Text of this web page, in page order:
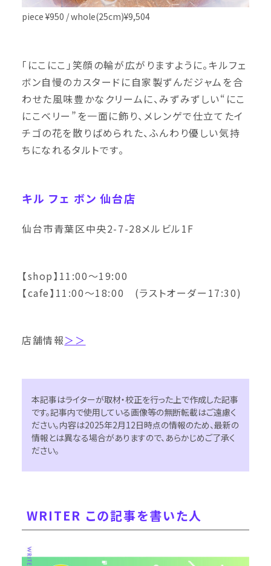
piece ¥950 / whole(25cm)¥9,504
「にこにこ」笑顔の輪が広がりますように。キルフェ
ボン自慢のカスタードに自家製ずんだジャムを合
わせた風味豊かなクリームに、みずみずしい“にこ
にこベリー”を一面に飾り、メレンゲで仕立てたイ
チゴの花を散りばめられた、ふんわり優しい気持
ちになれるタルトです。
キル フェ ボン 仙台店
仙台市青葉区中央2-7-28メルビル1F
【shop】11:00〜19:00
【cafe】11:00〜18:00 (ラストオーダー17:30)
店舗情報＞＞
本記事はライターが取材・校正を行った上で作成した記事
です。記事内で使用している画像等の無断転載はご遠慮く
ださい。内容は2025年2月12日時点の情報のため、最新の
情報とは異なる場合がありますので、あらかじめご了承く
ださい。
WRITER この記事を書いた人